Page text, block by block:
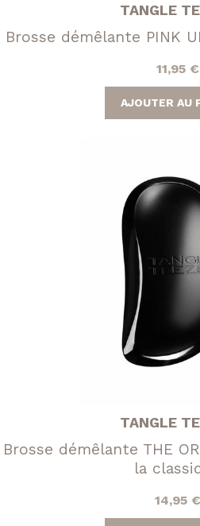
TANGLE
Brosse démêlante PINK
11,95 €
AJOUTER AU
TANGLE
Brosse démêlante THE
la
14,95 €